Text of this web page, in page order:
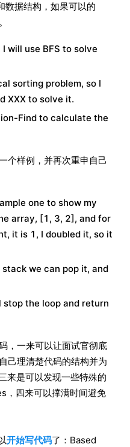
据结构，如果可以的
will use BFS to solve
sorting problem, so I
XXX to solve it.
Find to calculate the
个样例，并再次重申自己
one to show my
array, [1, 3, 2], and for
it is 1, I doubled it, so it
we can pop it, and
stop the loop and return
，一来可以让面试官彻底
己理清楚代码的结构并为
来是可以发现一些特殊的
，四来可以撑满时间避免
开始写代码了：Based